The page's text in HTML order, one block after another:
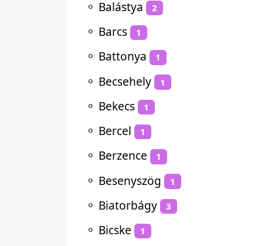
⚬ Balástya 2
⚬ Barcs 1
⚬ Battonya 1
⚬ Becsehely 1
⚬ Bekecs 1
⚬ Bercel 1
⚬ Berzence 1
⚬ Besenyszög 1
⚬ Biatorbágy 3
⚬ Bicske 1